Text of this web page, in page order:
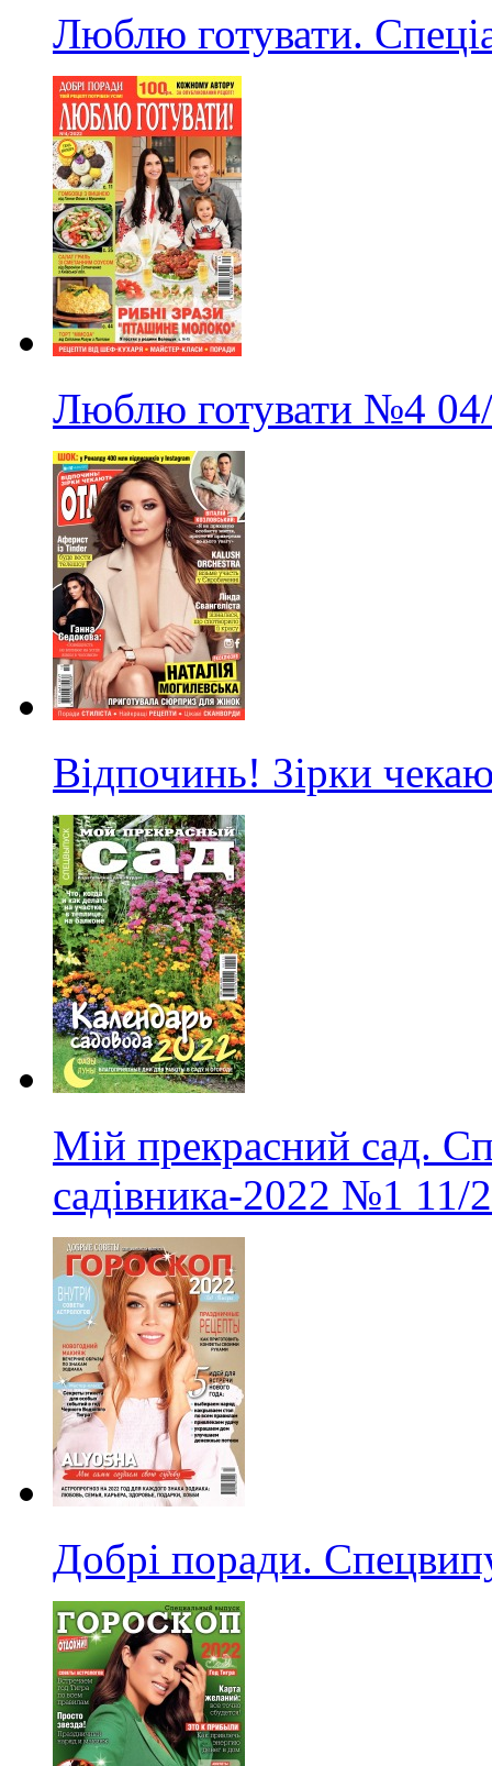
Люблю готувати.
Люблю готувати №4
Відпочинь! Зірки
Мій прекрасний сад.
садівника-2022 №1 11/
Добрі поради.